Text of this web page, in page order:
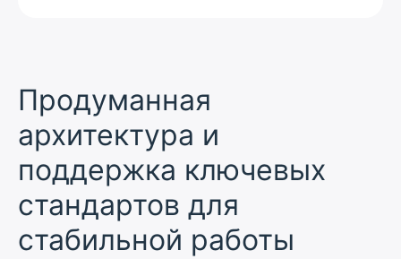
Продуманная
архитектура и
поддержка ключевых
стандартов для
стабильной работы